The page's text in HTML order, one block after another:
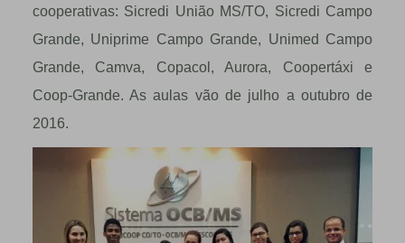
cooperativas: Sicredi União MS/TO, Sicredi Campo
Grande, Uniprime Campo Grande, Unimed Campo
Grande, Camva, Copacol, Aurora, Coopertáxi e
Coop-Grande. As aulas vão de julho a outubro de
2016.